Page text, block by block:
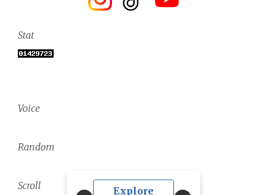
Stat
Voice
Random
Explore
Scroll